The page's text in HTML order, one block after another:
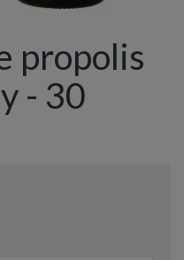
propolis
- 30